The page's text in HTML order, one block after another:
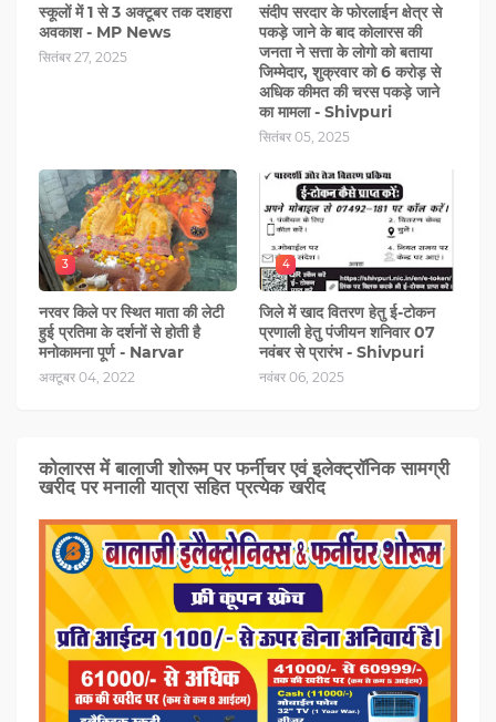
स्कूलों में 1 से 3 अक्टूबर तक दशहरा
अवकाश - MP News
सितंबर 27, 2025
संदीप सरदार के फोरलाईन क्षेत्र से
पकड़े जाने के बाद कोलारस की
जनता ने सत्ता के लोगो को बताया
जिम्मेदार, शुक्रवार को 6 करोड़ से
अधिक कीमत की चरस पकड़े जाने
का मामला - Shivpuri
सितंबर 05, 2025
3
नरवर किले पर स्थित माता की लेटी
हुई प्रतिमा के दर्शनों से होती है
मनोकामना पूर्ण - Narvar
अक्टूबर 04, 2022
4
जिले में खाद वितरण हेतु ई-टोकन
प्रणाली हेतु पंजीयन शनिवार 07
नवंबर से प्रारंभ - Shivpuri
नवंबर 06, 2025
कोलारस में बालाजी शोरूम पर फर्नीचर एवं इलेक्ट्रॉनिक सामग्री
खरीद पर मनाली यात्रा सहित प्रत्‍येक खरीद